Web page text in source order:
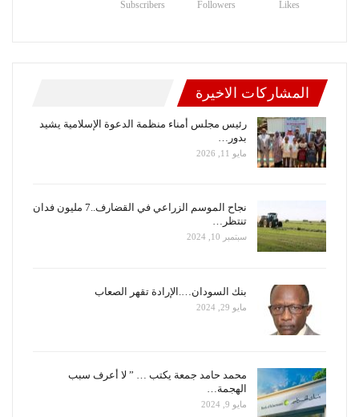
Likes
Followers
Subscribers
المشاركات الاخيرة
رئيس مجلس أمناء منظمة الدعوة الإسلامية يشيد
بدور…
مايو 11, 2026
نجاح الموسم الزراعي في القضارف..7 مليون فدان
تنتظر…
سبتمبر 10, 2024
بنك السودان….الإرادة تقهر الصعاب
مايو 29, 2024
محمد حامد جمعة يكتب … ” لا أعرف سبب
الهجمة…
مايو 9, 2024